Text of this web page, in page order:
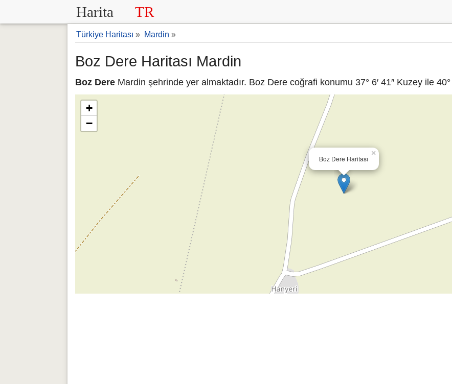
Harita TR
Türkiye Haritası » Mardin »
Boz Dere Haritası Mardin
Boz Dere Mardin şehrinde yer almaktadır. Boz Dere coğrafi konumu 37° 6′ 41″ Kuzey ile 40°
Boz Dere Haritası
×
+
−